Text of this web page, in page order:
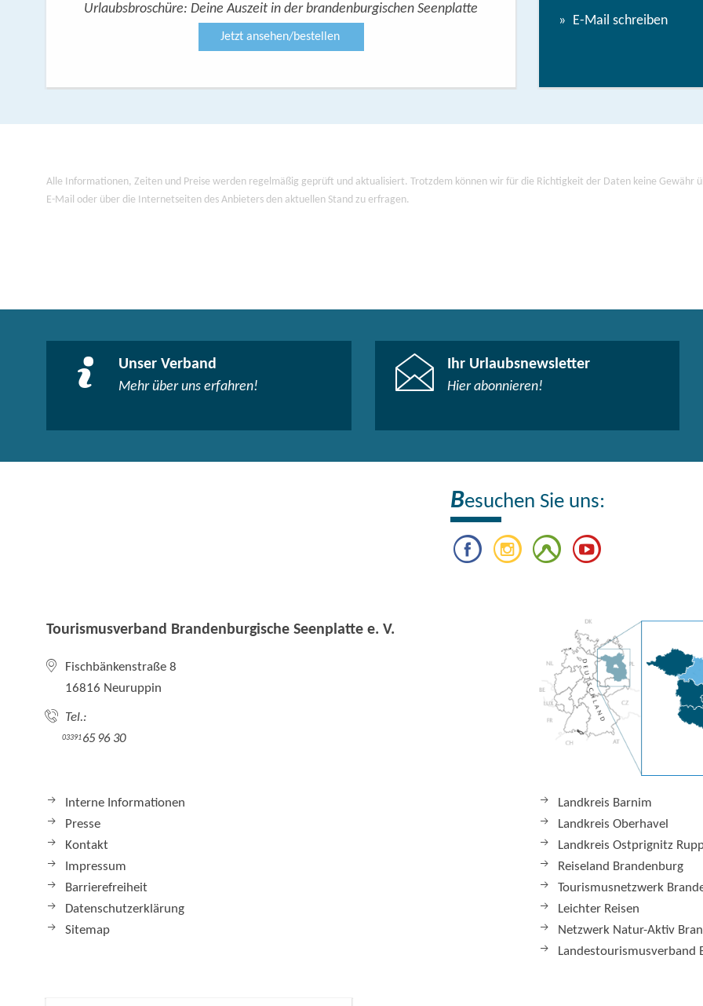
Urlaubsbroschüre: Deine Auszeit in der brandenburgischen Seenplatte
Jetzt ansehen/bestellen
E-Mail schreiben
Alle Informationen, Zeiten und Preise werden regelmäßig geprüft und aktualisiert. Trotzdem können wir für die Richtigkeit der Daten keine Gewähr
E-Mail oder über die Internetseiten des Anbieters den aktuellen Stand zu erfragen.
Unser Verband
Mehr über uns erfahren!
Ihr Urlaubsnewsletter
Hier abonnieren!
Besuchen Sie uns:
Tourismusverband Brandenburgische Seenplatte e. V.
Fischbänkenstraße 8
16816 Neuruppin
Tel.:
0339165 96 30
Interne Informationen
Presse
Kontakt
Impressum
Barrierefreiheit
Datenschutzerklärung
Sitemap
Landkreis Barnim
Landkreis Oberhavel
Landkreis Ostprignitz
Reiseland Brandenburg
Tourismusnetzwerk
Leichter Reisen
Netzwerk Natur-Aktiv
Landestourismusverband